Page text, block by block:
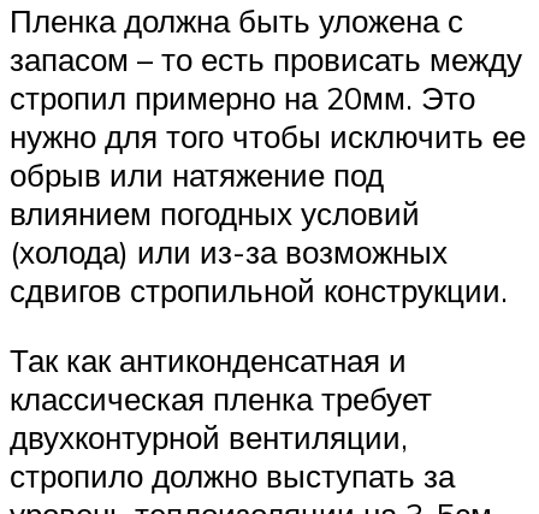
Пленка должна быть уложена с
запасом – то есть провисать между
стропил примерно на 20мм. Это
нужно для того чтобы исключить ее
обрыв или натяжение под
влиянием погодных условий
(холода) или из-за возможных
сдвигов стропильной конструкции.
Так как антиконденсатная и
классическая пленка требует
двухконтурной вентиляции,
стропило должно выступать за